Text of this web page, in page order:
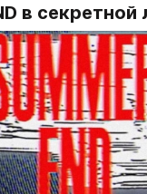
в секретной